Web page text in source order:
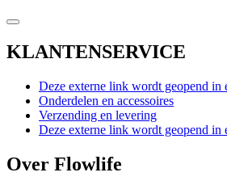
KLANTENSERVICE
Deze externe link wordt geopend in
Onderdelen en accessoires
Verzending en levering
Deze externe link wordt geopend in
Over Flowlife